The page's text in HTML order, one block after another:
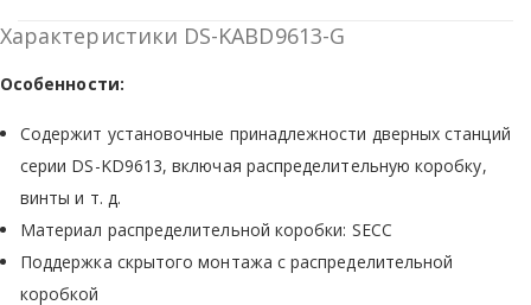
Характеристики DS-KABD9613-G
Особенности:
Содержит установочные принадлежности дверных станций
серии DS-KD9613, включая распределительную коробку,
винты и т. д.
Материал распределительной коробки: SECC
Поддержка скрытого монтажа с распределительной
коробкой